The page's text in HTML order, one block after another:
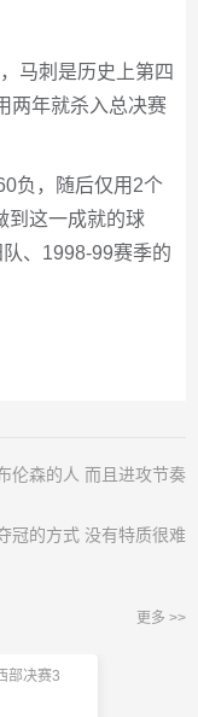
马刺是历史上第四
两年就杀入总决赛
负，随后仅用2个
到这一成就的球
、1998-99赛季的
伦森的人 而且进攻节奏
冠的方式 没有特质很难
更多 >>